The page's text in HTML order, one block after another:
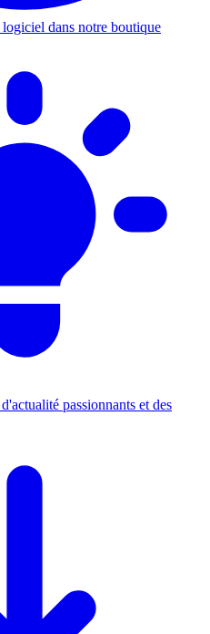
dans notre boutique
passionnants et des